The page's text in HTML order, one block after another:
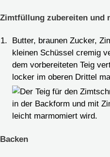
Zimtfüllung zubereiten und
Butter, braunen Zucker,
kleinen Schüssel cremig
dem vorbereiteten Teig
locker im oberen Drittel
Backen